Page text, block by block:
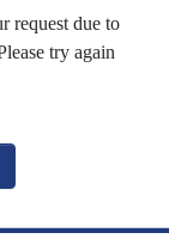
request due to
try again